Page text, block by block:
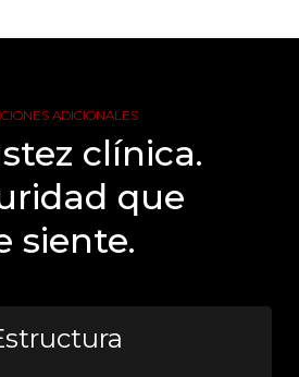
ADICIONALES
clínica.
que
siente.